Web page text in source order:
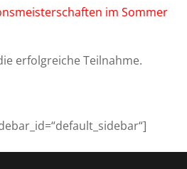
im Sommer
erfolgreiche Teilnahme.